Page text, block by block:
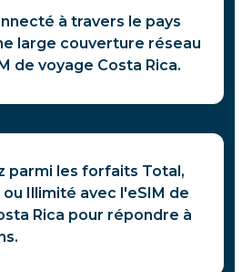
à travers le pays
large couverture réseau
de voyage Costa Rica.
parmi les forfaits Total,
Illimité avec l'eSIM de
Rica pour répondre à